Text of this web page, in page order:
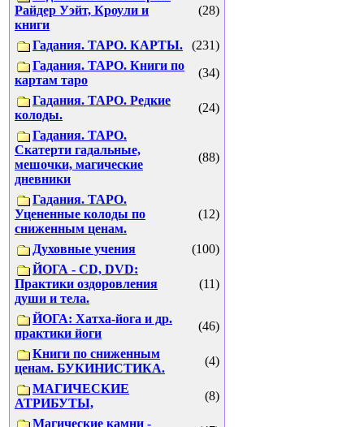
Райдер Уэйт, Кроули и
книги
(28)
Гадания. ТАРО. КАРТЫ.
(231)
Гадания. ТАРО. Книги по
картам таро
(34)
Гадания. ТАРО. Редкие
колоды.
(24)
Гадания. ТАРО.
Скатерти гадальные,
мешочки, магические
дневники
(88)
Гадания. ТАРО.
Уцененные колоды по
сниженным ценам.
(12)
Духовные учения
(100)
ЙОГА - CD, DVD:
Практики оздоровления
души и тела.
(11)
ЙОГА: Хатха-йога и др.
практики йоги
(46)
Книги по сниженным
ценам. БУКИНИСТИКА.
(4)
МАГИЧЕСКИЕ
АТРИБУТЫ,
(8)
Магические камни -